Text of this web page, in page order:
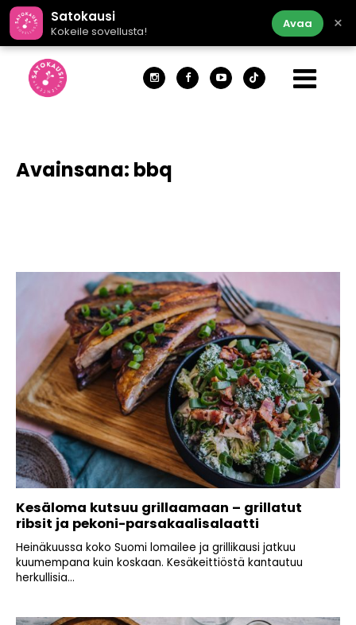
Satokausi
Kokeile sovellusta!
Avaa ×
Avainsana: bbq
Kesäloma kutsuu grillaamaan – grillatut
ribsit ja pekoni-parsakaalisalaatti
Heinäkuussa koko Suomi lomailee ja grillikausi jatkuu
kuumempana kuin koskaan. Kesäkeittiöstä kantautuu
herkullisia...